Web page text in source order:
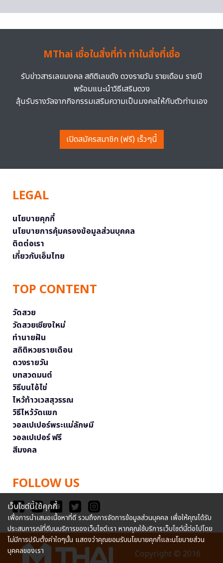
MThai เชื่อในสิ่งที่ทำ ทำในสิ่งที่เชื่อ
รับข่าวสารเลขมงคล สถิติเลขดัง ดวงรายวัน รายเดือน รายปี
พร้อมแนะนำวิธีเสริมดวง
ลุ้นรับรางวัลจากกิจกรรมเสริมความเป็นมงคลให้กับตัวท่านเอง
เปิดสมัครสมาชิก (ฟรี) เร็วๆนี้
LEGAL
นโยบายคุกกี้
นโยบายการคุ้มครองข้อมูลส่วนบุคคล
ติดต่อเรา
เกี่ยวกับเอ็มไทย
TOP CONTENT
วัดสวย
วัดสวยเชียงใหม่
ทำนายฝัน
สถิติหวยรายเดือน
ดวงรายวัน
บทสวดมนต์
วิธีบนไอ้ไข่
ไหว้ท้าวเวสสุวรรณ
วิธีไหว้วัดแขก
วอลเปเปอร์พระแม่ลักษมี
วอลเปเปอร์ ฟรี
สีมงคล
FOLLOW US
Copyright © 2016
เว็บไซต์นี้ใช้คุกกี้
เพื่อการนำเสนอเนื้อหาที่ดี รวมถึงการจัดการข้อมูลส่วนบุคคล เพื่อให้คุณได้รับ
ประสบการณ์ที่ดีบนบริการของเว็บไซต์เรา หากคุณใช้บริการเว็บไซต์นี้ต่อไปโดย
ไม่มีการปรับตั้งค่าใดๆนั้น แสดงว่าคุณยอมรับนโยบายคุกกี้และนโยบายส่วน
บุคคลของเรา